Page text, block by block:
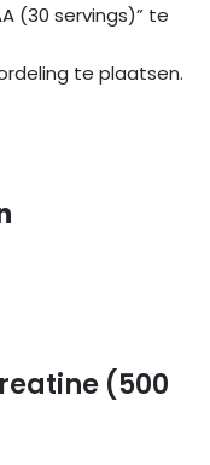
(30 servings)” te
te plaatsen.
(500